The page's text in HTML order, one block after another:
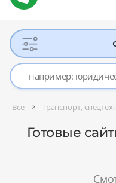
Все Транспорт,
Готовые